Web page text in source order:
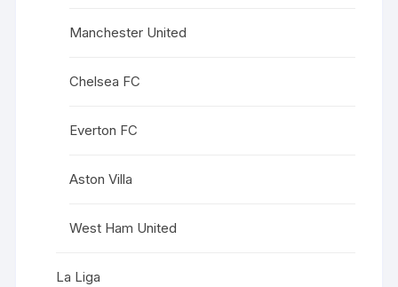
Manchester United
Chelsea FC
Everton FC
Aston Villa
West Ham United
La Liga